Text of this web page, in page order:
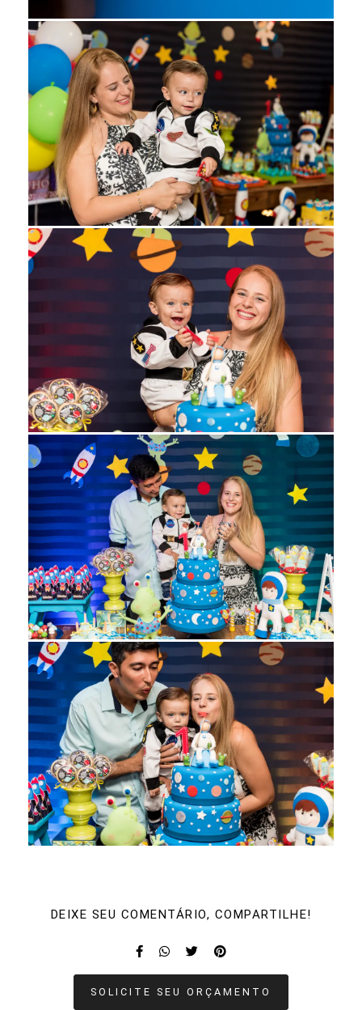
DEIXE SEU COMENTÁRIO, COMPARTILHE!
SOLICITE SEU ORÇAMENTO